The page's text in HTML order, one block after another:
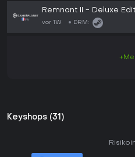
Remnant II - Deluxe
vor 1W DRM:
Keyshops (31)